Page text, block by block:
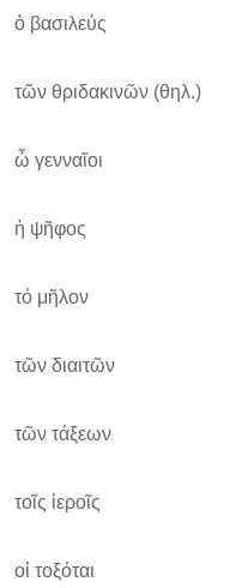
ὁ βασιλεύς
τῶν θριδακινῶν (θηλ.)
ὦ γενναῖοι
ἠ ψῆφος
τό μῆλον
τῶν διαιτῶν
τῶν τάξεων
τοῖς ἱεροῖς
οἱ τοξόται